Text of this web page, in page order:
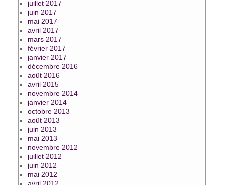
juillet 2017
juin 2017
mai 2017
avril 2017
mars 2017
février 2017
janvier 2017
décembre 2016
août 2016
avril 2015
novembre 2014
janvier 2014
octobre 2013
août 2013
juin 2013
mai 2013
novembre 2012
juillet 2012
juin 2012
mai 2012